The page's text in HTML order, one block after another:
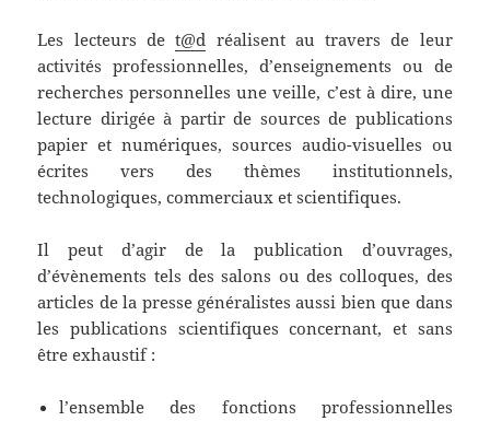
Les lecteurs det@d réalisent au travers de leur
activités professionnelles, d’enseignements ou de
recherches personnelles une veille, c’est à dire, une
lecture dirigée à partir de sources de publications
papier et numériques, sources audio-visuelles ou
écrites vers des thèmes institutionnels,
technologiques, commerciaux et scientifiques.
Il peut d’agir de la publication d’ouvrages,
d’évènements tels des salons ou des colloques, des
articles de la presse généralistes aussi bien que dans
les publications scientifiques concernant, et sans
être exhaustif :
l’ensemble des fonctions professionnelles